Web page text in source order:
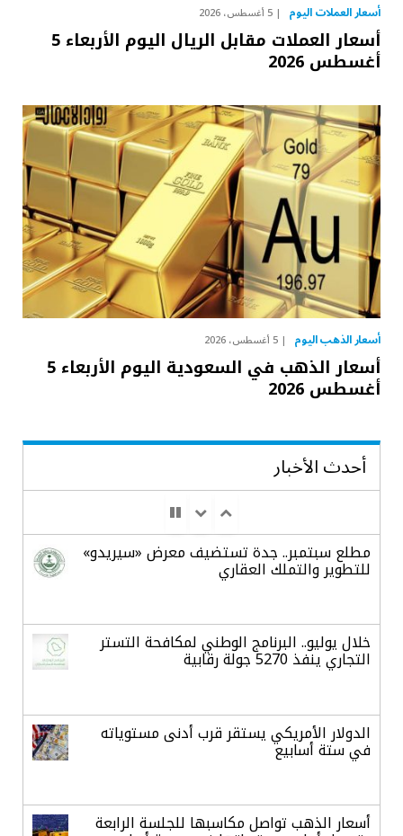
أسعار العملات اليوم 5 أغسطس، 2026
أسعار العملات مقابل الريال اليوم الأربعاء 5
أغسطس 2026
أسعار الذهب اليوم 5 أغسطس، 2026
أسعار الذهب في السعودية اليوم الأربعاء 5
أغسطس 2026
أحدث الأخبار
مطلع سبتمبر.. جدة تستضيف معرض «سيريدو»
للتطوير والتملك العقاري
خلال يوليو.. البرنامج الوطني لمكافحة التستر
التجاري ينفذ 5270 جولة رقابية
الدولار الأمريكي يستقر قرب أدنى مستوياته
في ستة أسابيع
أسعار الذهب تواصل مكاسبها للجلسة الرابعة